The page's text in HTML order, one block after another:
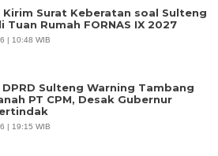
Kirim Surat Keberatan soal Sulteng
Tuan Rumah FORNAS IX 2027
| 10:48 WIB
DPRD Sulteng Warning Tambang
PT CPM, Desak Gubernur
| 19:15 WIB